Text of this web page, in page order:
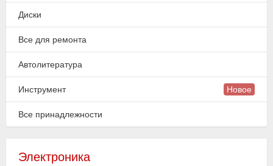
Диски
Все для ремонта
Автолитература
Инструмент Новое
Все принадлежности
Электроника